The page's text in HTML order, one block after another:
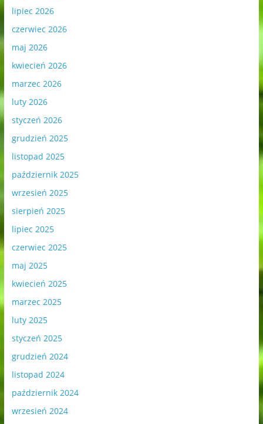
lipiec 2026
czerwiec 2026
maj 2026
kwiecień 2026
marzec 2026
luty 2026
styczeń 2026
grudzień 2025
listopad 2025
październik 2025
wrzesień 2025
sierpień 2025
lipiec 2025
czerwiec 2025
maj 2025
kwiecień 2025
marzec 2025
luty 2025
styczeń 2025
grudzień 2024
listopad 2024
październik 2024
wrzesień 2024